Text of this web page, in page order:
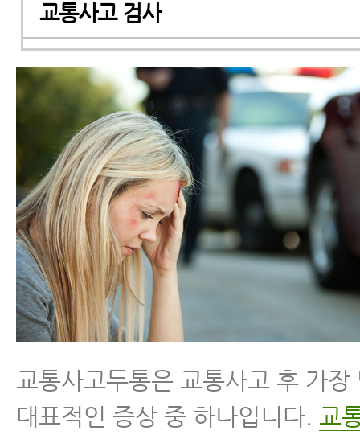
교통사고 검사
교통사고병원비(교통사고치료비)
교통사고두통은 교통사고 후 가장
대표적인 증상 중 하나입니다. 교